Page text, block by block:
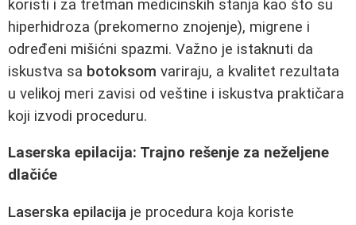
koristi i za tretman medicinskih stanja kao što su
hiperhidroza (prekomerno znojenje), migrene i
određeni mišićni spazmi. Važno je istaknuti da
iskustva sa botoksom variraju, a kvalitet rezultata
u velikoj meri zavisi od veštine i iskustva praktičara
koji izvodi proceduru.
Laserska epilacija: Trajno rešenje za neželjene
dlačiće
Laserska epilacija je procedura koja koriste